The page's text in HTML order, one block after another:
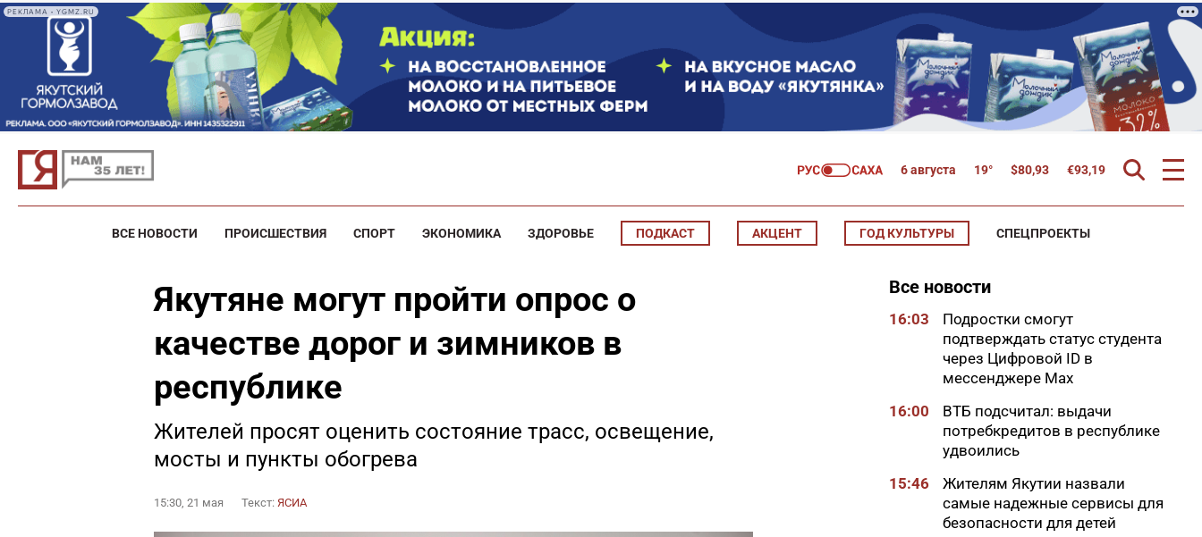
РЕКЛАМА • YGMZ.RU
6 августа 19° $80,93 €93,19
ВСЕ НОВОСТИ ПРОИСШЕСТВИЯ СПОРТ ЭКОНОМИКА ЗДОРОВЬЕ ПОДКАСТ АКЦЕНТ ГОД КУЛЬТУРЫ СПЕЦПРОЕКТЫ
Якутяне могут пройти опрос о
качестве дорог и зимников в
республике
Жителей просят оценить состояние трасс, освещение,
мосты и пункты обогрева
15:30, 21 мая Текст: ЯСИА
Все новости
16:03
Подростки смогут
подтверждать статус студента
через Цифровой ID в
мессенджере Мах
16:00
ВТБ подсчитал: выдачи
потребкредитов в республике
удвоились
15:46
Жителям Якутии назвали
самые надежные сервисы для
безопасности для детей